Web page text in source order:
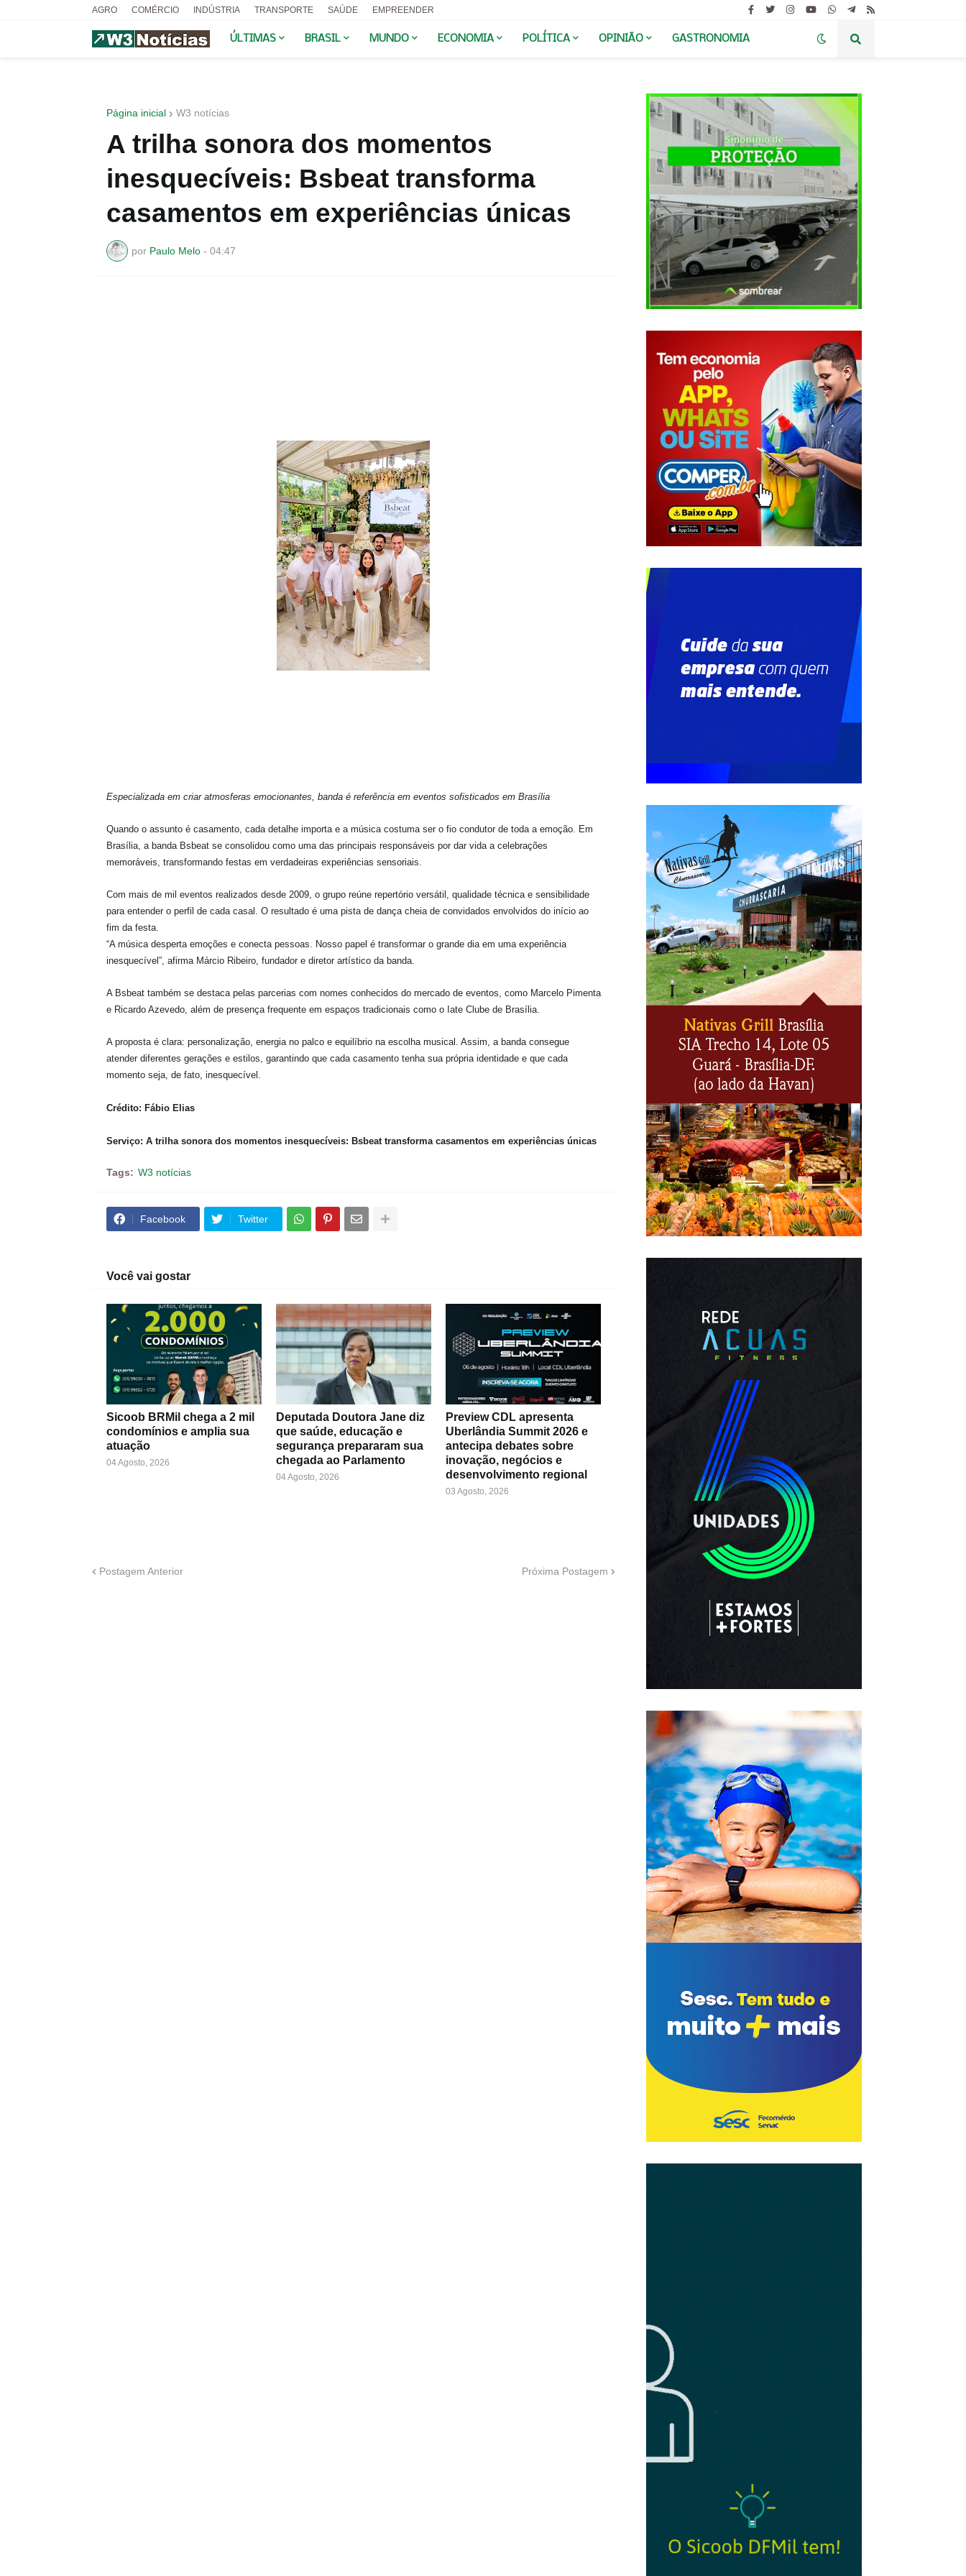
AGRO COMÉRCIO INDÚSTRIA TRANSPORTE SAÚDE EMPREENDER
ÚLTIMAS BRASIL MUNDO ECONOMIA POLÍTICA OPINIÃO GASTRONOMIA
Página inicial W3 notícias
A trilha sonora dos momentos
inesquecíveis: Bsbeat transforma
casamentos em experiências únicas
por Paulo Melo - 04:47
Especializada em criar atmosferas emocionantes, banda é referência em eventos sofisticados em Brasília
Quando o assunto é casamento, cada detalhe importa e a música costuma ser o fio condutor de toda a emoção. Em
Brasília, a banda Bsbeat se consolidou como uma das principais responsáveis por dar vida a celebrações
memoráveis, transformando festas em verdadeiras experiências sensoriais.
Com mais de mil eventos realizados desde 2009, o grupo reúne repertório versátil, qualidade técnica e sensibilidade
para entender o perfil de cada casal. O resultado é uma pista de dança cheia de convidados envolvidos do início ao
fim da festa.
“A música desperta emoções e conecta pessoas. Nosso papel é transformar o grande dia em uma experiência
inesquecível”, afirma Márcio Ribeiro, fundador e diretor artístico da banda.
A Bsbeat também se destaca pelas parcerias com nomes conhecidos do mercado de eventos, como Marcelo Pimenta
e Ricardo Azevedo, além de presença frequente em espaços tradicionais como o Iate Clube de Brasília.
A proposta é clara: personalização, energia no palco e equilíbrio na escolha musical. Assim, a banda consegue
atender diferentes gerações e estilos, garantindo que cada casamento tenha sua própria identidade e que cada
momento seja, de fato, inesquecível.
Crédito: Fábio Elias
Serviço: A trilha sonora dos momentos inesquecíveis: Bsbeat transforma casamentos em experiências únicas
Tags: W3 notícias
Facebook Twitter
Você vai gostar
Sicoob BRMil chega a 2 mil
condomínios e amplia sua
atuação
04 Agosto, 2026
Deputada Doutora Jane diz
que saúde, educação e
segurança prepararam sua
chegada ao Parlamento
04 Agosto, 2026
Preview CDL apresenta
Uberlândia Summit 2026 e
antecipa debates sobre
inovação, negócios e
desenvolvimento regional
03 Agosto, 2026
Postagem Anterior Próxima Postagem